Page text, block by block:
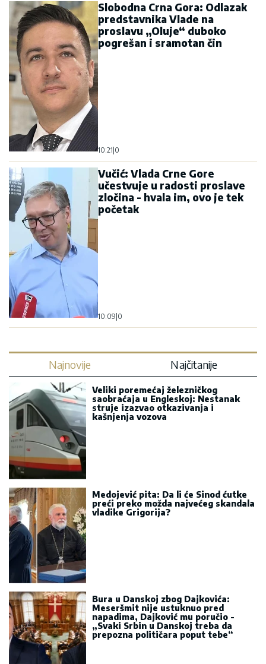
Slobodna Crna Gora: Odlazak
predstavnika Vlade na
proslavu „Oluje“ duboko
pogrešan i sramotan čin
10:21 0
Vučić: Vlada Crne Gore
učestvuje u radosti proslave
zločina - hvala im, ovo je tek
početak
10:09 0
Najnovije Najčitanije
Veliki poremećaj železničkog
saobraćaja u Engleskoj: Nestanak
struje izazvao otkazivanja i
kašnjenja vozova
Medojević pita: Da li će Sinod ćutke
preći preko možda najvećeg skandala
vladike Grigorija?
Bura u Danskoj zbog Dajkovića:
Meseršmit nije ustuknuo pred
napadima, Dajković mu poručio -
„Svaki Srbin u Danskoj treba da
prepozna političara poput tebe“